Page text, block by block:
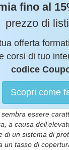
fino al
prezzo di
offerta
corsi di tuo
codice
Scopri come
sembra essere
a causa
di un sistema di
un tasso di